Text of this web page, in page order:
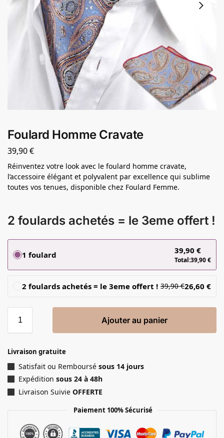
Foulard Homme Cravate
39,90€
Réinventez votre look avec le foulard homme cravate,
l’accessoire élégant et polyvalent par excellence qui sublime
toutes vos tenues, disponible chez Foulard Femme.
2 foulards achetés = le 3eme offert !
1 foulard 39,90 €
Total:39,90€
2 foulards achetés = le 3eme offert ! 39,90€26,60 €
Ajouter au panier
Livraison gratuite
Satisfait ou Remboursé sous 14 jours
Expédition sous 24 à 48h
Livraison Suivie OFFERTE
Paiement 100% Sécurisé